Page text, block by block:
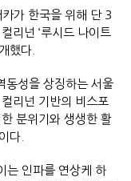
가 한국을 위해 단 3
리넌 ‘루시드 나이트
했다.
동성을 상징하는 서울
리넌 기반의 비스포
분위기와 생생한 활
다.
는 인파를 연상케 하